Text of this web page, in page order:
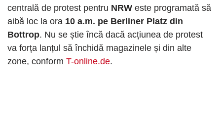
centrală de protest pentru NRW este programată să
aibă loc la ora 10 a.m. pe Berliner Platz din
Bottrop. Nu se știe încă dacă acțiunea de protest
va forța lanțul să închidă magazinele și din alte
zone, conform T-online.de.